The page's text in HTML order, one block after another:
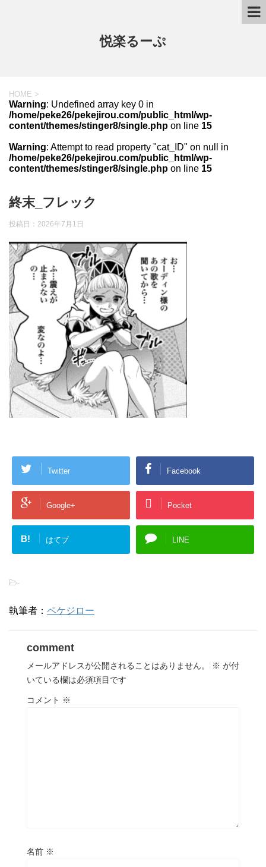
悦楽るーぷ
HOME >
Warning: Undefined array key 0 in
/home/peke26/pekejirou.com/public_html/wp-
content/themes/stinger8/single.php on line 15
Warning: Attempt to read property "cat_ID" on null in
/home/peke26/pekejirou.com/public_html/wp-
content/themes/stinger8/single.php on line 15
終末_フレック
投稿日： 2026年7月1日
Twitter Facebook
Google+ Pocket
B! はてブ LINE
-
執筆者： ペケジロー
comment
メールアドレスが公開されることはありません。 ※ が付
いている欄は必須項目です
コメント ※
名前 ※